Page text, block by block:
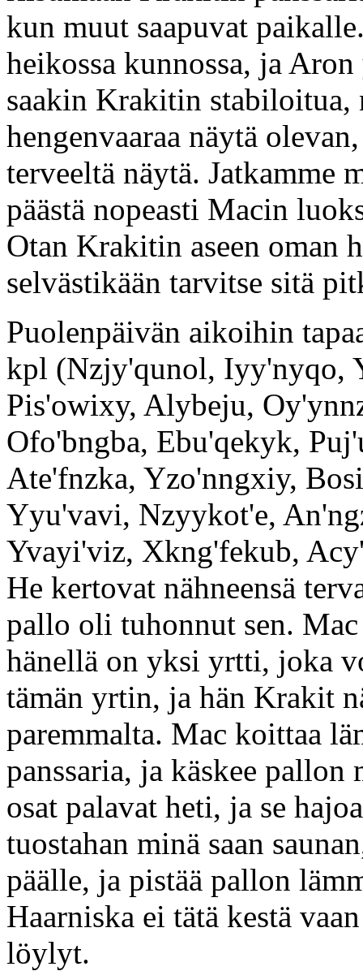
kun muut saapuvat
heikossa kunnossa, ja
saakin Krakitin stabiloitua,
hengenvaaraa näytä
terveeltä näytä. Jatkamme
päästä nopeasti Macin
Otan Krakitin aseen oman
selvästikään tarvitse sitä
Puolenpäivän aikoihin
kpl (Nzjy'qunol, Iyy'nyqo,
Pis'owixy, Alybeju,
Ofo'bngba, Ebu'qekyk,
Ate'fnzka, Yzo'nngxiy,
Yyu'vavi, Nzyykot'e,
Yvayi'viz, Xkng'fekub,
He kertovat nähneensä
pallo oli tuhonnut sen.
hänellä on yksi yrtti, joka
tämän yrtin, ja hän Krakit
paremmalta. Mac koittaa
panssaria, ja käskee pallon
osat palavat heti, ja se
tuostahan minä saan
päälle, ja pistää pallon
Haarniska ei tätä kestä
löylyt.